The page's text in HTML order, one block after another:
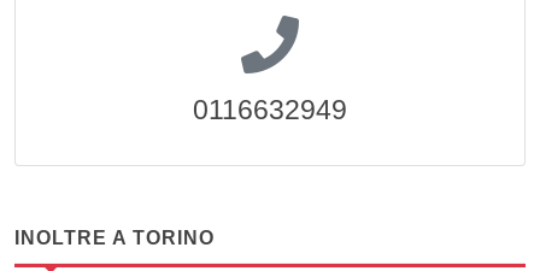
0116632949
INOLTRE A TORINO